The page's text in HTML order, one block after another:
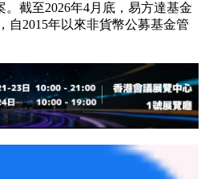
截至2026年4月底，易方達基金
自2015年以來非貨幣公募基金管